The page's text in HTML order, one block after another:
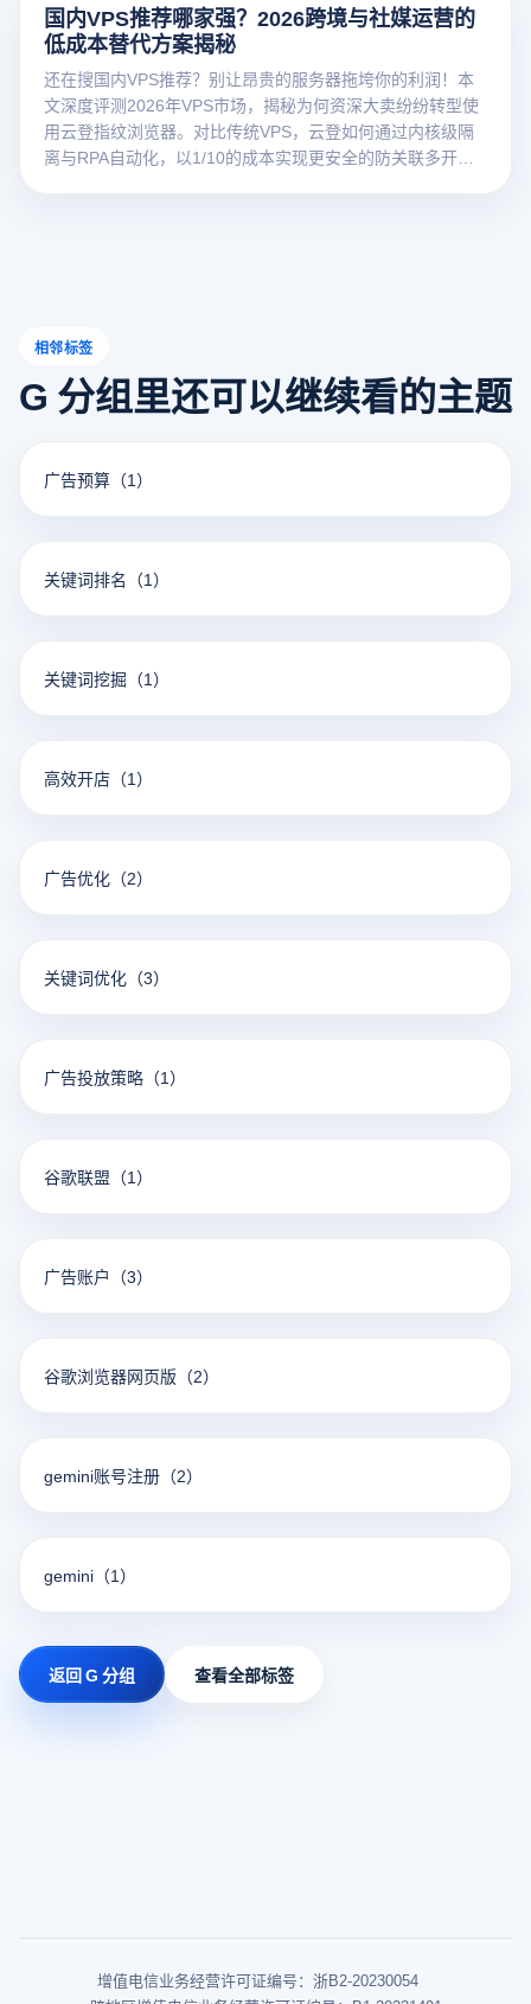
国内VPS推荐哪家强？2026跨境与社媒运营的
低成本替代方案揭秘
还在搜国内VPS推荐？别让昂贵的服务器拖垮你的利润！本
文深度评测2026年VPS市场，揭秘为何资深大卖纷纷转型使
用云登指纹浏览器。对比传统VPS，云登如何通过内核级隔
离与RPA自动化，以1/10的成本实现更安全的防关联多开。
相邻标签
G 分组里还可以继续看的主题
广告预算 （1）
关键词排名 （1）
关键词挖掘 （1）
高效开店 （1）
广告优化 （2）
关键词优化 （3）
广告投放策略 （1）
谷歌联盟 （1）
广告账户 （3）
谷歌浏览器网页版 （2）
gemini账号注册 （2）
gemini （1）
返回 G 分组 查看全部标签
增值电信业务经营许可证编号：浙B2-20230054